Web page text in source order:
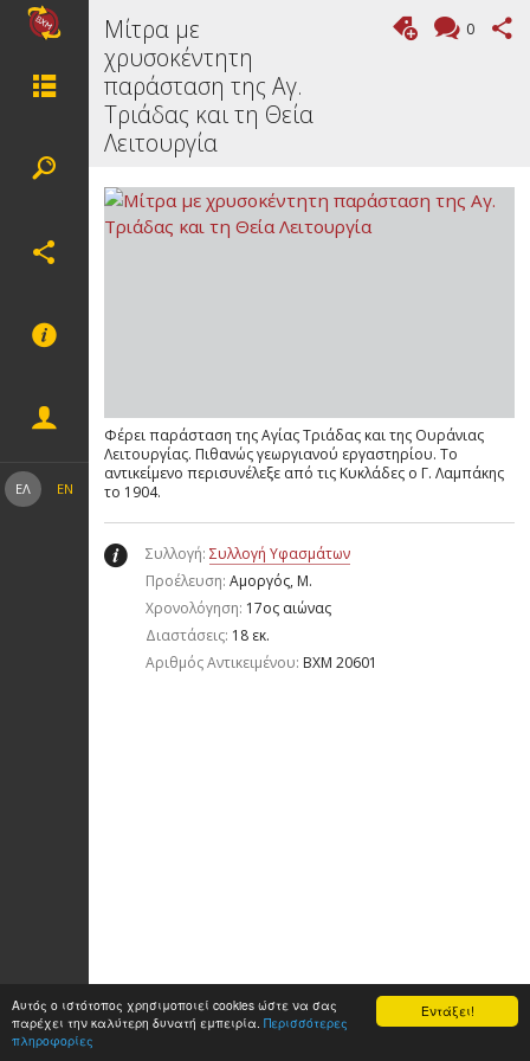
Εντάξει!
Αυτός ο ιστότοπος χρησιμοποιεί cookies ώστε να σας
παρέχει την καλύτερη δυνατή εμπειρία. Περισσότερες
πληροφορίες
ΕΛ EN
Μίτρα με
χρυσοκέντητη
παράσταση της Αγ.
Τριάδας και τη Θεία
Λειτουργία
0
Φέρει παράσταση της Αγίας Τριάδας και της Ουράνιας
Λειτουργίας. Πιθανώς γεωργιανού εργαστηρίου. Το
αντικείμενο περισυνέλεξε από τις Κυκλάδες ο Γ. Λαμπάκης
το 1904.
Συλλογή: Συλλογή Υφασμάτων
Προέλευση: Αμοργός, Μ.
Χρονολόγηση: 17ος αιώνας
Διαστάσεις: 18 εκ.
Aριθμός Αντικειμένου: ΒΧΜ 20601